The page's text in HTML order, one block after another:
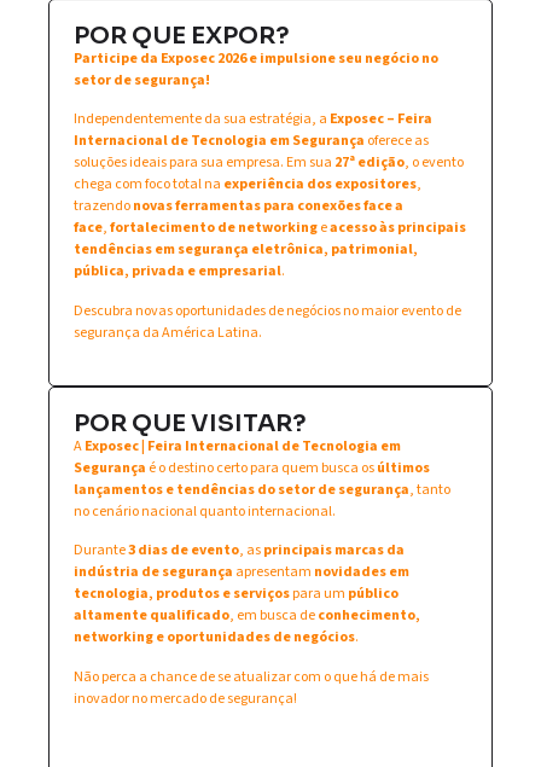
POR QUE EXPOR?
Participe da Exposec 2026 e impulsione seu negócio no
setor de segurança!
Independentemente da sua estratégia, a Exposec – Feira
Internacional de Tecnologia em Segurança oferece as
soluções ideais para sua empresa. Em sua 27ª edição, o evento
chega com foco total na experiência dos expositores,
trazendonovas ferramentas para conexões face a
face,fortalecimento de networkingeacesso às principais
tendências em segurança eletrônica, patrimonial,
pública, privada e empresarial.
Descubra novas oportunidades de negócios no maior evento de
segurança da América Latina.
POR QUE VISITAR?
AExposec | Feira Internacional de Tecnologia em
Segurança é o destino certo para quem busca osúltimos
lançamentos e tendências do setor de segurança, tanto
no cenário nacional quanto internacional.
Durante3 dias de evento, asprincipais marcas da
indústria de segurança apresentam novidades em
tecnologia, produtos e serviçospara um público
altamente qualificado, em busca deconhecimento,
networking e oportunidades de negócios.
Não perca a chance de se atualizar com o que há de mais
inovador no mercado de segurança!